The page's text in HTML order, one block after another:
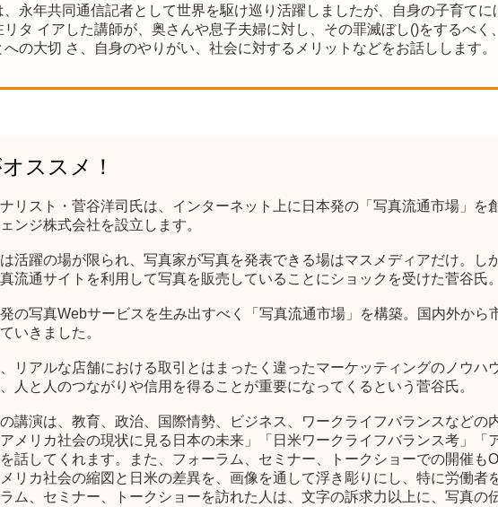
、永年共同通信記者として世界を駆け巡り活躍しましたが、自身の子育て
タ イアした講師が、奥さんや息子夫婦に対し、その罪滅ぼし()をするべ
の大切 さ、自身のやりがい、社会に対するメリットなどをお話しします。
ススメ！
リスト・菅谷洋司氏は、インターネット上に日本発の「写真流通市場」を
ンジ株式会社を設立します。
活躍の場が限られ、写真家が写真を発表できる場はマスメディアだけ。
流通サイトを利用して写真を販売していることにショックを受けた菅谷氏。
の写真Webサービスを生み出すべく「写真流通市場」を構築。国内外から
いきました。
リアルな店舗における取引とはまったく違ったマーケッティングのノウハ
人と人のつながりや信用を得ることが重要になってくるという菅谷氏。
講演は、教育、政治、国際情勢、ビジネス、ワークライフバランスなどの
メリカ社会の現状に見る日本の未来」「日米ワークライフバランス考」「
話してくれます。また、フォーラム、セミナー、トークショーでの開催も
リカ社会の縮図と日米の差異を、画像を通して浮き彫りにし、特に労働者
ム、セミナー、トークショーを訪れた人は、文字の訴求力以上に、写真の